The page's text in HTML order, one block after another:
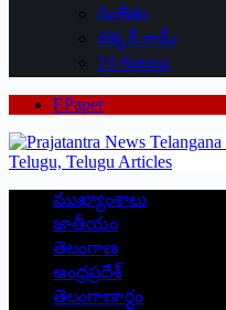
సంకేతం
దక్కన్.కామ్
24 గంటలు
EPaper
ముఖ్యాంశాలు
జాతీయం
తెలంగాణ
ఆంధ్రప్రదేశ్
తెలంగాణార్థం